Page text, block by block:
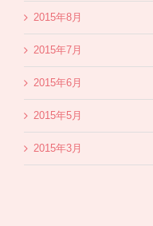
2015年8月
2015年7月
2015年6月
2015年5月
2015年3月